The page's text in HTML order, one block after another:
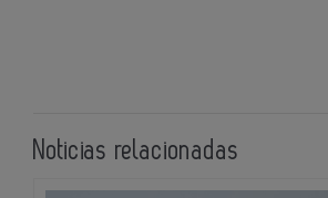
Noticias relacionadas